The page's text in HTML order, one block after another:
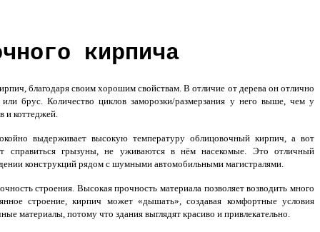
кирпича
благодаря своим хорошим свойствам. В отличие от дерева он отлично
брус. Количество циклов заморозки/размерзания у него выше, чем у
и коттеджей.
выдерживает высокую температуру облицовочный кирпич, а вот
справиться грызуны, не уживаются в нём насекомые. Это отличный
конструкций рядом с шумными автомобильными магистралями.
строения. Высокая прочность материала позволяет возводить много
строение, кирпич может «дышать», создавая комфортные условия
материалы, потому что здания выглядят красиво и привлекательно.